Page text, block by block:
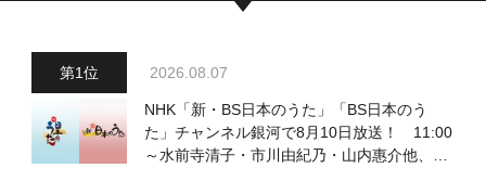
2026.08.07
NHK「新・BS日本のうた」「BS日本のう
た」チャンネル銀河で8月10日放送！ 11:00
～水前寺清子・市川由紀乃・山内惠介他、